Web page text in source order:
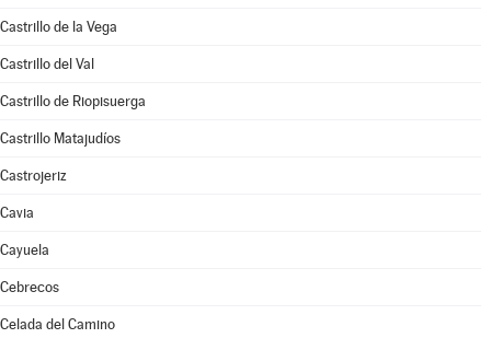
Castrillo de la Vega
Castrillo del Val
Castrillo de Riopisuerga
Castrillo Matajudíos
Castrojeriz
Cavia
Cayuela
Cebrecos
Celada del Camino